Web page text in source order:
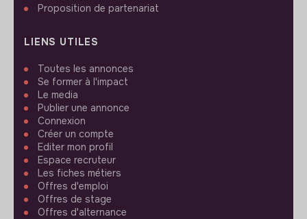
Proposition de partenariat
LIENS UTILES
Toutes les annonces
Se former à l'impact
Le media
Publier une annonce
Connexion
Créer un compte
Editer mon profil
Espace recruteur
Les fiches métiers
Offres d'emploi
Offres de stage
Offres d'alternance